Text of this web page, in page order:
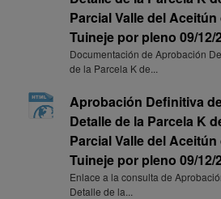
Parcial Valle del Aceitún
Tuineje por pleno 09/12/
Documentación de Aprobación
de la Parcela K de...
Aprobación Definitiva
Detalle de la Parcela K
Parcial Valle del Aceitún
Tuineje por pleno 09/12/
Enlace a la consulta de
Detalle de la...